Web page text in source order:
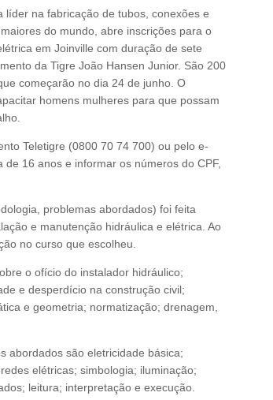
líder na fabricação de tubos, conexões e
do mundo, abre inscrições para o
em Joinville com duração de sete
da Tigre João Hansen Junior. São 200
começarão no dia 24 de junho. O
homens mulheres para que possam
Teletigre (0800 70 74 700) ou pelo e-
16 anos e informar os números do CPF,
problemas abordados) foi feita
e manutenção hidráulica e elétrica. Ao
no curso que escolheu.
o ofício do instalador hidráulico;
e desperdício na construção civil;
e geometria; normatização; drenagem,
abordados são eletricidade básica;
elétricas; simbologia; iluminação;
leitura; interpretação e execução.